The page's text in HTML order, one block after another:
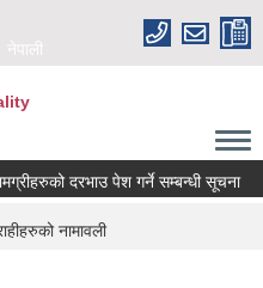
नेपाली
दरभाउ पेश गर्ने सम्बन्धी सूचना
नामावली